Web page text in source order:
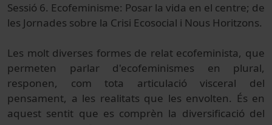
Sessió 6. Ecofeminisme: Posar la vida en el centre; de
les Jornades sobre la Crisi Ecosocial i Nous Horitzons.
Les molt diverses formes de relat ecofeminista, que
permeten parlar d'ecofeminismes en plural,
responen, com tota articulació visceral del
pensament, a les realitats que les envolten. És en
aquest sentit que es comprèn la diversificació del